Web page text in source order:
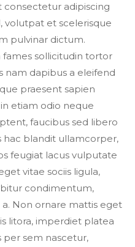
consectetur adipiscing
volutpat et scelerisque
pulvinar dictum.
sollicitudin tortor
nam dapibus a eleifend
praesent sapien
etiam odio neque
faucibus sed libero
blandit ullamcorper,
feugiat lacus vulputate
vitae sociis ligula,
condimentum,
Non ornare mattis eget
litora, imperdiet platea
per sem nascetur,